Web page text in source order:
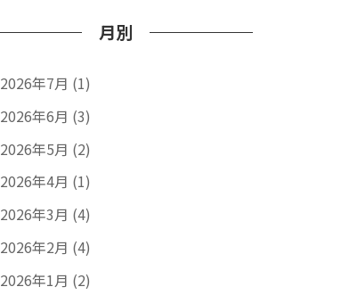
月別
2026年7月 (1)
2026年6月 (3)
2026年5月 (2)
2026年4月 (1)
2026年3月 (4)
2026年2月 (4)
2026年1月 (2)